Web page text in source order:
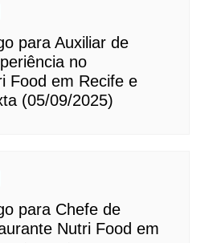
para Auxiliar de
no
Food em Recife e
(05/09/2025)
para Chefe de
Nutri Food em